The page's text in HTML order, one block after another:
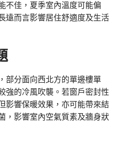
不佳，夏季室內溫度可能偏
遠而言影響居住舒適度及生活
部分面向西北方的單邊樓單
強的冷風吹襲。若窗戶密封性
影響保暖效果，亦可能帶來結
，影響室內空氣質素及牆身狀